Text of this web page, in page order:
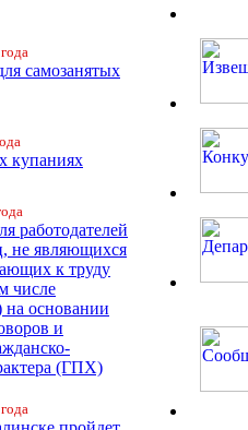
самозанятых
купаниях
не являющихся
к труду
числе
основании
и
(ГПХ)